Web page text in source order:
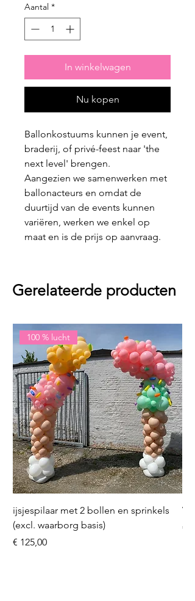
Aantal *
In winkelwagen
Nu kopen
Ballonkostuums kunnen je event,
braderij, of privé-feest naar 'the
next level' brengen.
Aangezien we samenwerken met
ballonacteurs en omdat de
duurtijd van de events kunnen
variëren, werken we enkel op
maat en is de prijs op aanvraag.
Gerelateerde producten
100 % lucht
ijsjespilaar met 2 bollen en sprinkels
(excl. waarborg basis)
Prijs
€ 125,00
Prijs
€